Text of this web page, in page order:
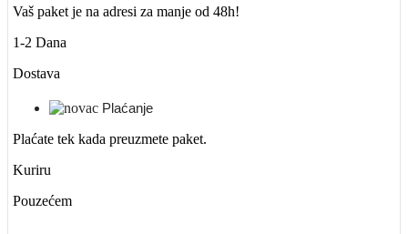
Vaš paket je na adresi za manje od 48h!
1-2 Dana
Dostava
Plaćanje
Plaćate tek kada preuzmete paket.
Kuriru
Pouzećem